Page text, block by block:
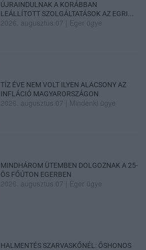
ÚJRAINDULNAK A KORÁBBAN
LEÁLLÍTOTT SZOLGÁLTATÁSOK AZ EGRI...
2026. augusztus 07 Eger ügye
TÍZ ÉVE NEM VOLT ILYEN ALACSONY AZ
INFLÁCIÓ MAGYARORSZÁGON
2026. augusztus 07 Mindenki ügye
MINDHÁROM ÜTEMBEN DOLGOZNAK A 25-
ÖS FŐÚTON EGERBEN
2026. augusztus 07 Eger ügye
HALMENTÉS SZARVASKŐNÉL: ŐSHONOS